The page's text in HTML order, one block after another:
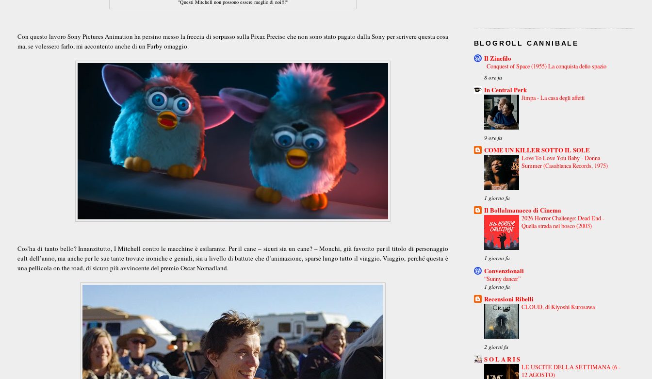
"Questi Mitchell non possono essere meglio di noi!!!"
Con questo lavoro Sony Pictures Animation ha persino messo la freccia di sorpasso sulla Pixar. Preciso che non sono stato pagato dalla Sony per scrivere questa cosa
ma, se volessero farlo, mi accontento anche di un Furby omaggio.
Cos’ha di tanto bello? Innanzitutto, I Mitchell contro le macchine è esilarante. Per il cane – sicuri sia un cane? – Monchi, già favorito per il titolo di personaggio
cult dell’anno, ma anche per le sue tante trovate ironiche e geniali, sia a livello di battute che d’animazione, sparse lungo tutto il viaggio. Viaggio, perché questa è
una pellicola on the road, di sicuro più avvincente del premio Oscar Nomadland.
BLOGROLL CANNIBALE
Il Zinefilo
Conquest of Space (1955) La conquista dello spazio
8 ore fa
In Central Perk
Jimpa - La casa degli affetti
9 ore fa
COME UN KILLER SOTTO IL SOLE
Love To Love You Baby - Donna
Summer (Casablanca Records, 1975)
1 giorno fa
Il Bollalmanacco di Cinema
2026 Horror Challenge: Dead End -
Quella strada nel bosco (2003)
1 giorno fa
Convenzionali
“Sunny dancer”
1 giorno fa
Recensioni Ribelli
CLOUD, di Kiyoshi Kurosawa
2 giorni fa
S O L A R I S
LE USCITE DELLA SETTIMANA (6 -
12 AGOSTO)